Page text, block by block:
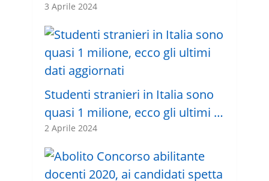
3 Aprile 2024
Studenti stranieri in Italia sono
quasi 1 milione, ecco gli ultimi …
2 Aprile 2024